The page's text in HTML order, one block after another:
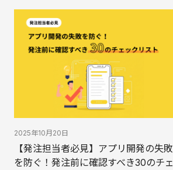
2025年10月20日
【発注担当者必見】アプリ開発の失敗
を防ぐ！発注前に確認すべき30のチェ